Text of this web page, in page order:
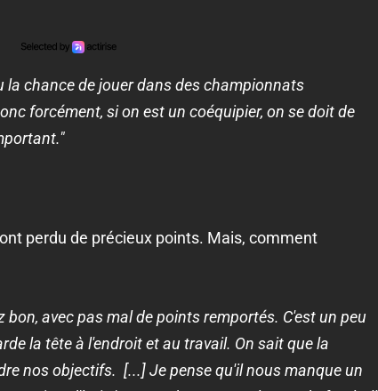
la chance de jouer dans des championnats
forcément, si on est un coéquipier, on se doit de
perdu de précieux points. Mais, comment
avec pas mal de points remportés. C'est un peu
la tête à l'endroit et au travail. On sait que la
nos objectifs. [...] Je pense qu'il nous manque un